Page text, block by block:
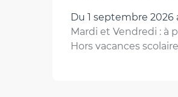
Du 1 septembre 2026
Mardi et Vendredi : à
Hors vacances